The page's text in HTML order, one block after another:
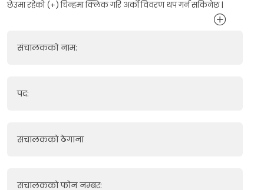
छेउमा रहेको (+) चिन्हमा क्लिक गरि अर्को विवरण थप गर्न सकिनेछ |
संचालकको नाम:
पद:
संचालकको ठेगाना
संचालकको फोन नम्बर: